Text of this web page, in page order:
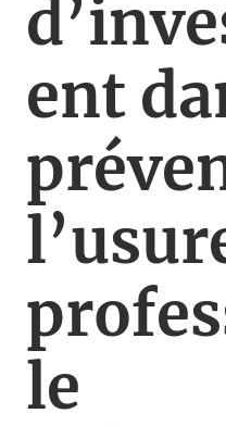
ent
le